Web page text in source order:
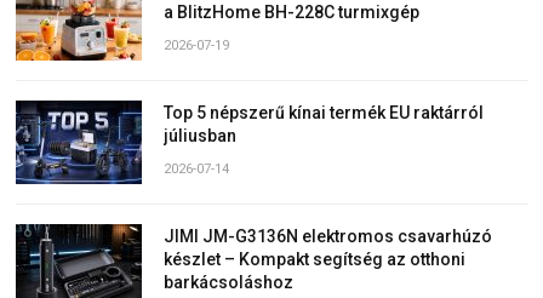
a BlitzHome BH-228C turmixgép
2026-07-19
Top 5 népszerű kínai termék EU raktárról
júliusban
2026-07-14
JIMI JM-G3136N elektromos csavarhúzó
készlet – Kompakt segítség az otthoni
barkácsoláshoz